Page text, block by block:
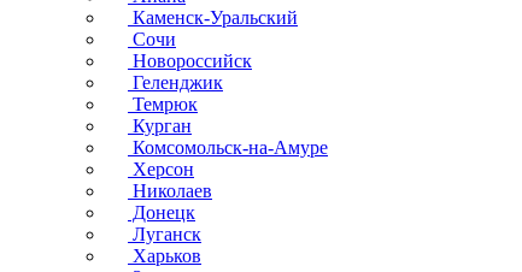
Каменск-Уральский
Сочи
Новороссийск
Геленджик
Темрюк
Курган
Комсомольск-на-Амуре
Херсон
Николаев
Донецк
Луганск
Харьков